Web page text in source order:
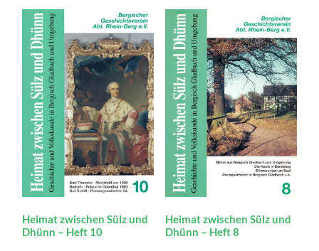
Heimat zwischen Sülz und
Dhünn – Heft 10
Heimat zwischen Sülz und
Dhünn – Heft 8